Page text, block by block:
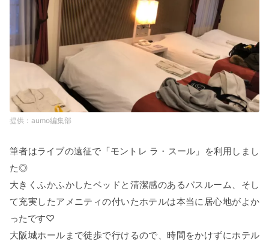
aumo編集部
筆者はライブの遠征で「モントレ ラ・スール」を利用しまし
た◎
大きくふかふかしたベッドと清潔感のあるバスルーム、そし
て充実したアメニティの付いたホテルは本当に居心地がよか
ったです♡
大阪城ホールまで徒歩で行けるので、時間をかけずにホテル